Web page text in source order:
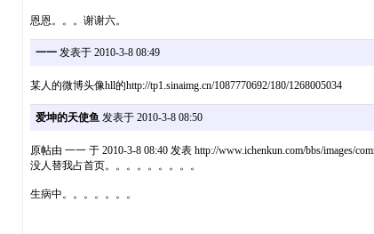
恩恩。。。谢谢六。
一一发表于 2010-3-8 08:49
某人的微博头像hll的http://tp1.sinaimg.cn/1087770692/180/1268005034
爱坤的天使鱼发表于 2010-3-8 08:50
原帖由 一一 于 2010-3-8 08:40 发表 http://www.ichenkun.com/bbs/images/
没人替我占首页。。。。。。。。。
生病中。。。。。。。